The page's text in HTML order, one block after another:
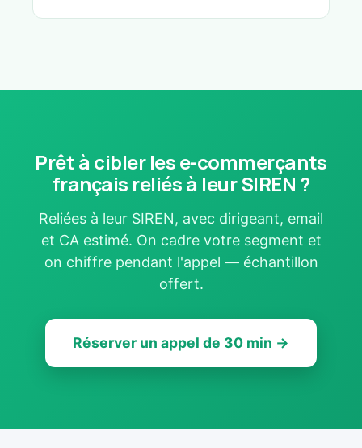
Prêt à cibler les e-commerçants
français reliés à leur SIREN ?
Reliées à leur SIREN, avec dirigeant, email
et CA estimé. On cadre votre segment et
on chiffre pendant l'appel — échantillon
offert.
Réserver un appel de 30 min →